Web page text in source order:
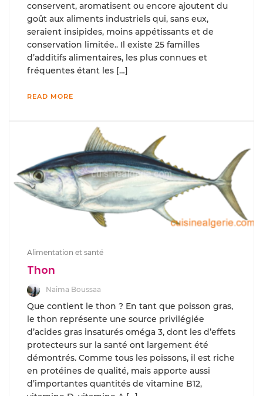
conservent, aromatisent ou encore ajoutent du
goût aux aliments industriels qui, sans eux,
seraient insipides, moins appétissants et de
conservation limitée.. Il existe 25 familles
d’additifs alimentaires, les plus connues et
fréquentes étant les […]
READ MORE
Alimentation et santé
Thon
Naima Boussaa
Que contient le thon ? En tant que poisson gras,
le thon représente une source privilégiée
d’acides gras insaturés oméga 3, dont les d’effets
protecteurs sur la santé ont largement été
démontrés. Comme tous les poissons, il est riche
en protéines de qualité, mais apporte aussi
d’importantes quantités de vitamine B12,